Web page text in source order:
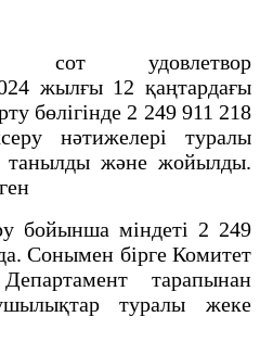
сот удовлетвор
жылғы 12 қаңтардағы
бөлігінде 2 249 911 218
нәтижелері туралы
танылды және жойылды.
міндеті 2 249
Сонымен бірге Комитет
тарапынан
туралы жеке